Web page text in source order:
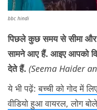
bbc hindi
पिछले कुछ समय से सीमा
सामने आए हैं. आइए आपको
देते हैं. (Seema Haider
ये भी पढ़ें:बच्ची को गोद में
वीडियो हुआ वायरल, लोग